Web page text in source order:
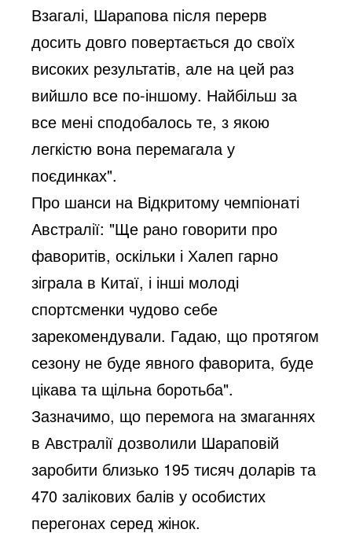
Взагалі, Шарапова після перерв
досить довго повертається до своїх
високих результатів, але на цей раз
вийшло все по-іншому. Найбільш за
все мені сподобалось те, з якою
легкістю вона перемагала у
поєдинках".
Про шанси на Відкритому чемпіонаті
Австралії: "Ще рано говорити про
фаворитів, оскільки і Халеп гарно
зіграла в Китаї, і інші молоді
спортсменки чудово себе
зарекомендували. Гадаю, що протягом
сезону не буде явного фаворита, буде
цікава та щільна боротьба".
Зазначимо, що перемога на змаганнях
в Австралії дозволили Шараповій
заробити близько 195 тисяч доларів та
470 залікових балів у особистих
перегонах серед жінок.